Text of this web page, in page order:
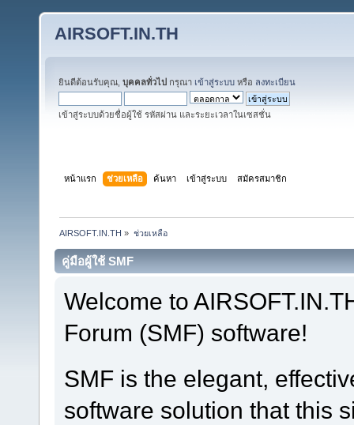
AIRSOFT.IN.TH
ยินดีต้อนรับคุณ, บุคคลทั่วไป กรุณา เข้าสู่ระบบ หรือ ลงทะเบียน
เข้าสู่ระบบด้วยชื่อผู้ใช้ รหัสผ่าน และระยะเวลาในเซสชั่น
หน้าแรก ช่วยเหลือ ค้นหา เข้าสู่ระบบ สมัครสมาชิก
AIRSOFT.IN.TH » ช่วยเหลือ
คู่มือผู้ใช้ SMF
Welcome to
Forum (SMF) software!
SMF is the elegant,
software solution that this